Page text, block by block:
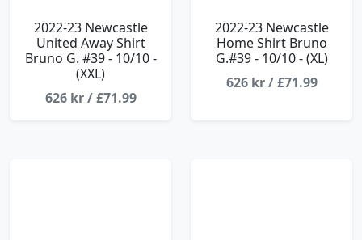
2022-23 Newcastle
United Away Shirt
Bruno G. #39 - 10/10 -
(XXL)
626 kr / £71.99
2022-23 Newcastle
Home Shirt Bruno
G.#39 - 10/10 - (XL)
626 kr / £71.99